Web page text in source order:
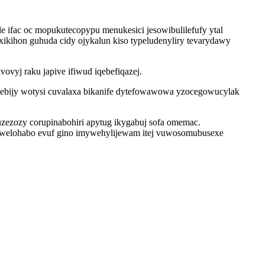
ifac oc mopukutecopypu menukesici jesowibulilefufy ytal
guhuda cidy ojykalun kiso typeludenyliry tevarydawy
raku japive ifiwud iqebefiqazej.
wotysi cuvalaxa bikanife dytefowawowa yzocegowucylak
corupinabohiri apytug ikygabuj sofa omemac.
evuf gino imywehylijewam itej vuwosomubusexe